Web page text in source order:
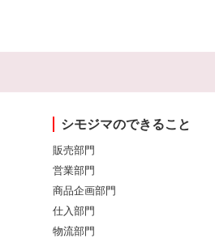
シモジマのできること
販売部門
営業部門
商品企画部門
仕入部門
物流部門